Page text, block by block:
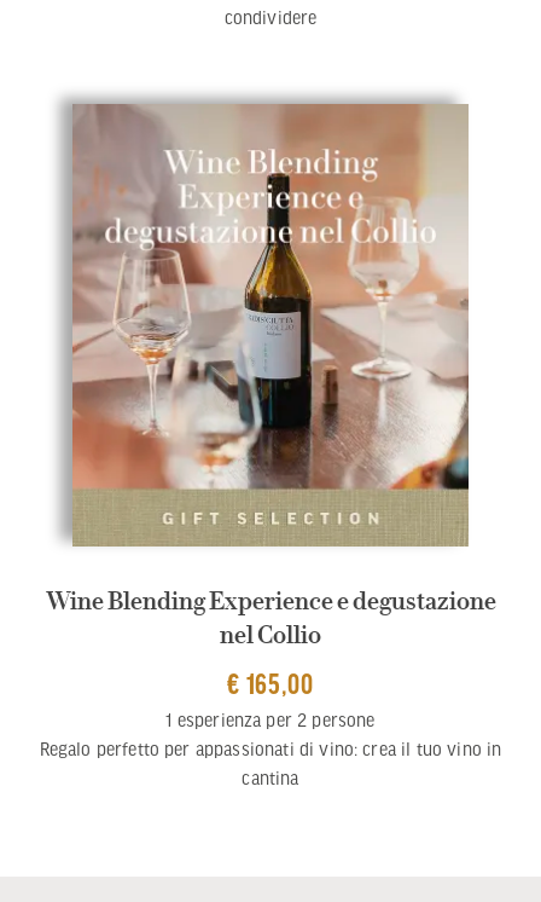
condividere
Wine Blending Experience e degustazione
nel Collio
€ 165,00
1 esperienza per 2 persone
Regalo perfetto per appassionati di vino: crea il tuo vino in
cantina